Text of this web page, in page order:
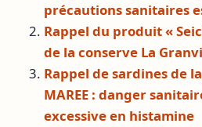
précautions sanitaires
Rappel du produit «
de la conserve La
Rappel de sardines de
MAREE : danger
excessive en histamine